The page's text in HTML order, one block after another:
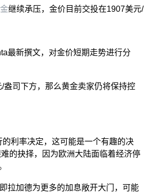
继续承压，金价目前交投在1907美元/
最新撰文，对金价短期走势进行分
司下方，那么黄金卖家仍将保持控
利率决定，这可能是一个有趣的决
的抉择，因为欧洲大陆面临着经济停
拉加德为更多的加息敞开大门，可能